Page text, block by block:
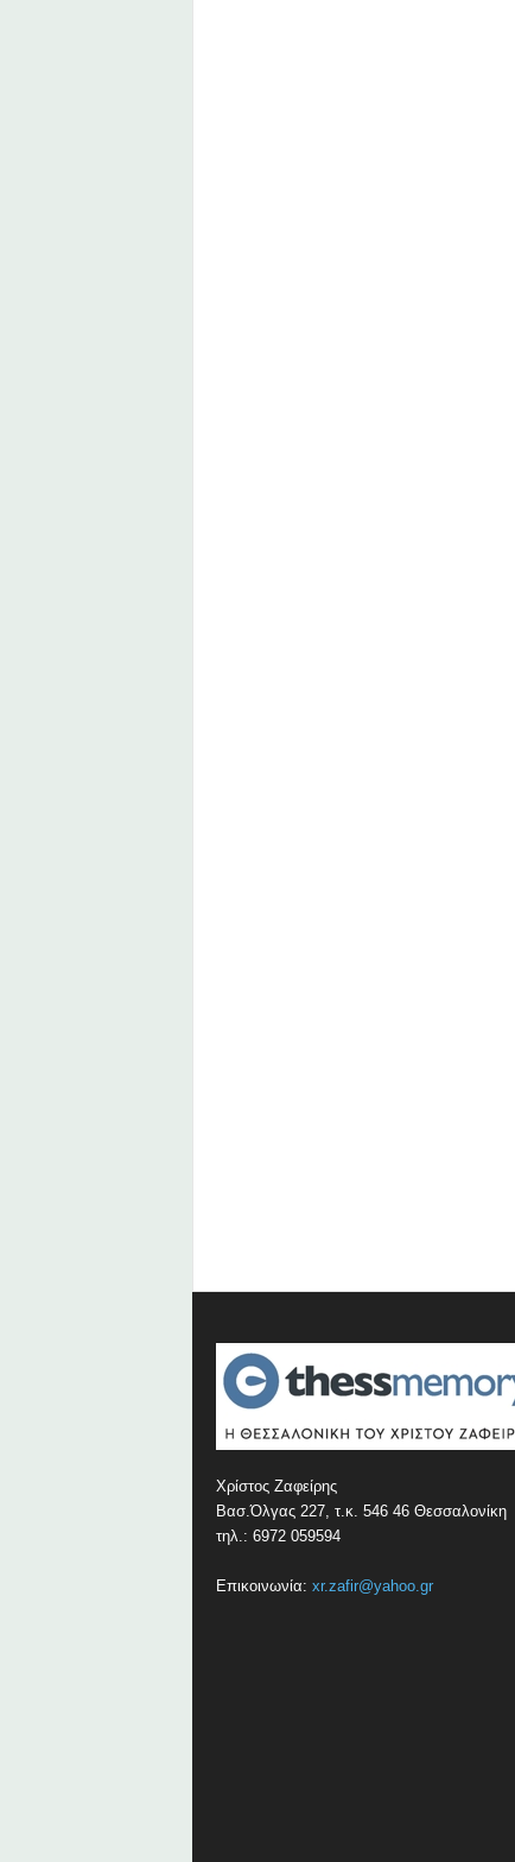
Χρίστος Ζαφείρης
Βασ.Όλγας 227, τ.κ. 546 46 Θεσσαλονίκη
τηλ.: 6972 059594
Επικοινωνία: xr.zafir@yahoo.gr